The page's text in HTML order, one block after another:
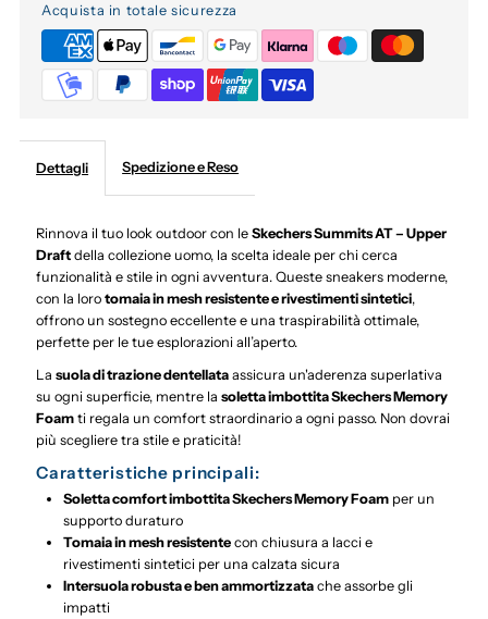
Acquista in totale sicurezza
Dettagli Spedizione e Reso
Rinnova il tuo look outdoor con leSkechers Summits AT – Upper
Draft della collezione uomo, la scelta ideale per chi cerca
funzionalità e stile in ogni avventura. Queste sneakers moderne,
con la lorotomaia in mesh resistente e rivestimenti sintetici,
offrono un sostegno eccellente e una traspirabilità ottimale,
perfette per le tue esplorazioni all’aperto.
Lasuola di trazione dentellata assicura un'aderenza superlativa
su ogni superficie, mentre lasoletta imbottita Skechers Memory
Foam ti regala un comfort straordinario a ogni passo. Non dovrai
più scegliere tra stile e praticità!
Caratteristiche principali:
Soletta comfort imbottita Skechers Memory Foam per un
supporto duraturo
Tomaia in mesh resistente con chiusura a lacci e
rivestimenti sintetici per una calzata sicura
Intersuola robusta e ben ammortizzata che assorbe gli
impatti